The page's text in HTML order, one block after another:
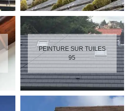
PEINTURE SUR TUILES
95